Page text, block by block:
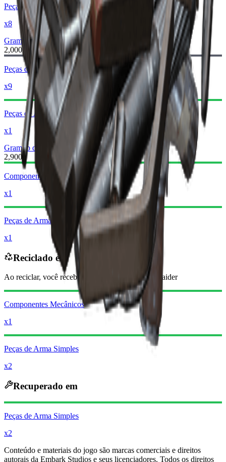
Peças de Metal
x8
Grampo de Cabelo II
Grampo de Cabelo III
2,000
Peças de Metal
x9
Peças de Arma Simples
x1
Grampo de Cabelo III
Grampo de Cabelo IV
2,900
Componentes Mecânicos
x1
Peças de Arma Simples
x1
Reciclado em
Ao reciclar, você receberá Moedas raider
Componentes Mecânicos
x1
Peças de Arma Simples
x2
Recuperado em
Peças de Arma Simples
x2
Conteúdo e materiais do jogo são marcas comerciais e direitos
autorais da Embark Studios e seus licenciadores. Todos os direitos